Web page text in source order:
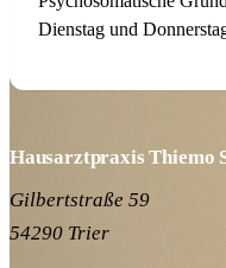
Dienstag und
Hausarztpraxis Thiemo
Gilbertstraße 59
54290 Trier